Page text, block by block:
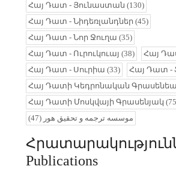
Հայ Դատ - Յունաստան (130)
Հայ Դատ - Նիդեռլանդներ (45)
Հայ Դատ - Նոր Ջուղա (35)
Հայ Դատ - Ուրուկուայ (38) Հայ
Հայ Դատ - Սուրիա (33) Հայ Դատ -
Հայ Դատի Կեդրոնական
Հայ Դատի Մոսկվայի Գրասենյակ
موسسه ترجمه و تحقیق هور (47)
Publications